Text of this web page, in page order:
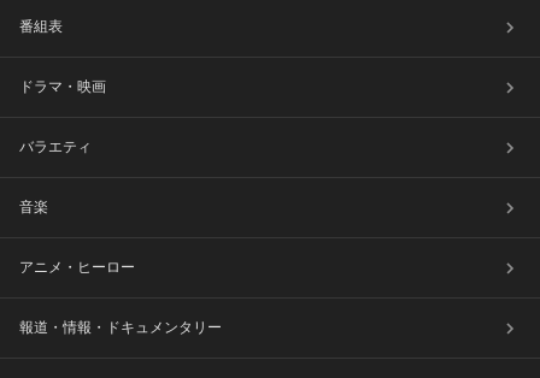
番組表
ドラマ・映画
バラエティ
音楽
アニメ・ヒーロー
報道・情報・ドキュメンタリー